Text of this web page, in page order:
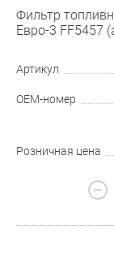
Фильтр
Евро-3 FF5457
Артикул
OEM-номер
Розничная цена